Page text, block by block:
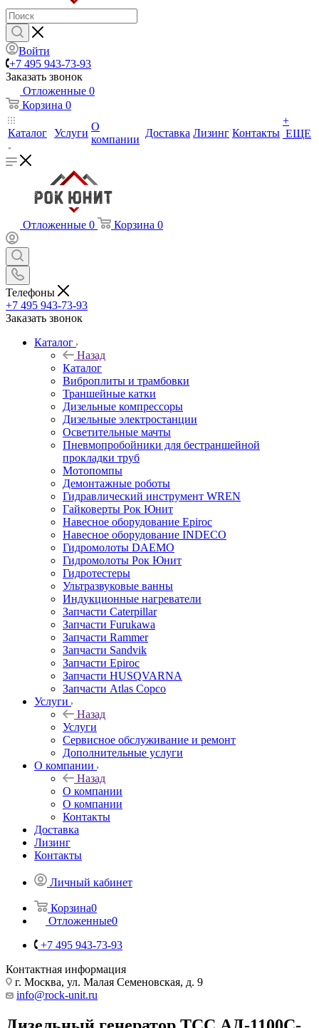
Войти
+7 495 943-73-93
Заказать звонок
Отложенные 0
Корзина 0
Каталог Услуги
О
компании
Доставка Лизинг Контакты
+
ЕЩЕ
Отложенные 0 Корзина 0
Телефоны
+7 495 943-73-93
Заказать звонок
Каталог
Назад
Каталог
Виброплиты и трамбовки
Траншейные катки
Дизельные компрессоры
Дизельные электростанции
Осветительные мачты
Пневмопробойники для бестраншейной
прокладки труб
Мотопомпы
Демонтажные роботы
Гидравлический инструмент WREN
Гайковерты Рок Юнит
Навесное оборудование Epiroc
Навесное оборудование INDECO
Гидромолоты DAEMO
Гидромолоты Рок Юнит
Гидротестеры
Ультразвуковые ванны
Индукционные нагреватели
Запчасти Caterpillar
Запчасти Furukawa
Запчасти Rammer
Запчасти Sandvik
Запчасти Epiroc
Запчасти HUSQVARNA
Запчасти Atlas Copco
Услуги
Назад
Услуги
Сервисное обслуживание и ремонт
Дополнительные услуги
О компании
Назад
О компании
О компании
Контакты
Доставка
Лизинг
Контакты
Личный кабинет
Корзина0
Отложенные0
+7 495 943-73-93
Контактная информация
г. Москва, ул. Малая Семеновская, д. 9
info@rock-unit.ru